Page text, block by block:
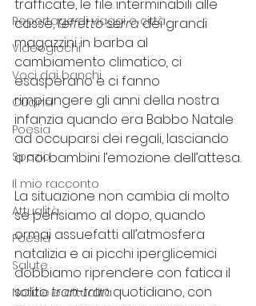
Reportage di viaggi e città
Videogiochi
Voci dai banchi
Cucina
Poesia
Spazio
Il mio racconto
Attualità
Poesia
Salute
Notizie e attualità
trafficate, le file interminabili alle
casse, l’effetto serra dei grandi
magazzini in barba al
cambiamento climatico, ci
esasperano e ci fanno
rimpiangere gli anni della nostra
infanzia quando era Babbo Natale
ad occuparsi dei regali, lasciando
a noi bambini l’emozione dell’attesa.
La situazione non cambia di molto
se pensiamo al dopo, quando
ormai assuefatti all’atmosfera
natalizia e ai picchi iperglicemici
dobbiamo riprendere con fatica il
solito tran-tran quotidiano, con